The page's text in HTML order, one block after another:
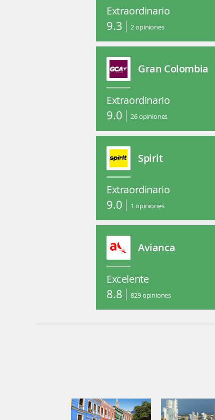
Extraordinario
9.3 2opiniones
Gran Colombia
Extraordinario
9.0 26opiniones
Spirit
Extraordinario
9.0 1 opiniones
Avianca
Excelente
8.8 829opiniones